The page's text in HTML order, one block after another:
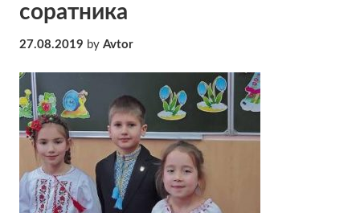
соратника
27.08.2019 by Avtor